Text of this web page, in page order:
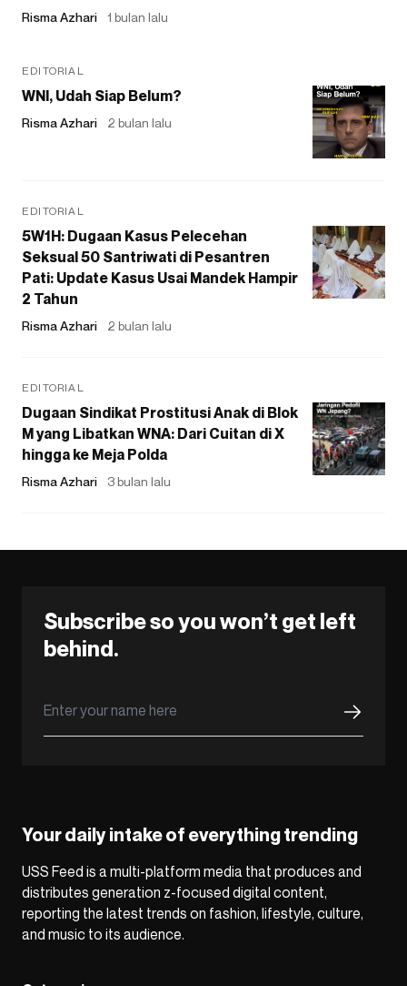
Risma Azhari 1 bulan lalu
EDITORIAL
WNI, Udah Siap Belum?
Risma Azhari 2 bulan lalu
EDITORIAL
5W1H: Dugaan Kasus Pelecehan
Seksual 50 Santriwati di Pesantren
Pati: Update Kasus Usai Mandek Hampir
2 Tahun
Risma Azhari 2 bulan lalu
EDITORIAL
Dugaan Sindikat Prostitusi Anak di Blok
M yang Libatkan WNA: Dari Cuitan di X
hingga ke Meja Polda
Risma Azhari 3 bulan lalu
Subscribe so you won’t get left
behind.
Your daily intake of everything trending
USS Feed is a multi-platform media that produces and
distributes generation z-focused digital content,
reporting the latest trends on fashion, lifestyle, culture,
and music to its audience.